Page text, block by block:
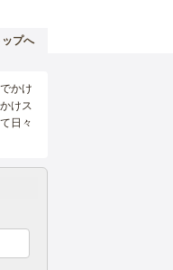
プへ
かけ
けス
日々